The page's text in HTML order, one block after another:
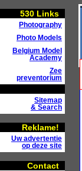
530 Links
Photography
Photo Models
Belgium Model
Academy
Zee
preventorium
Sitemap
& Search
Reklame!
Uw advertentie
op deze site
Contact